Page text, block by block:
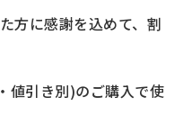
ット・キャンペーン お悩み
方に感謝を込めて、割
値引き別)のご購入で使